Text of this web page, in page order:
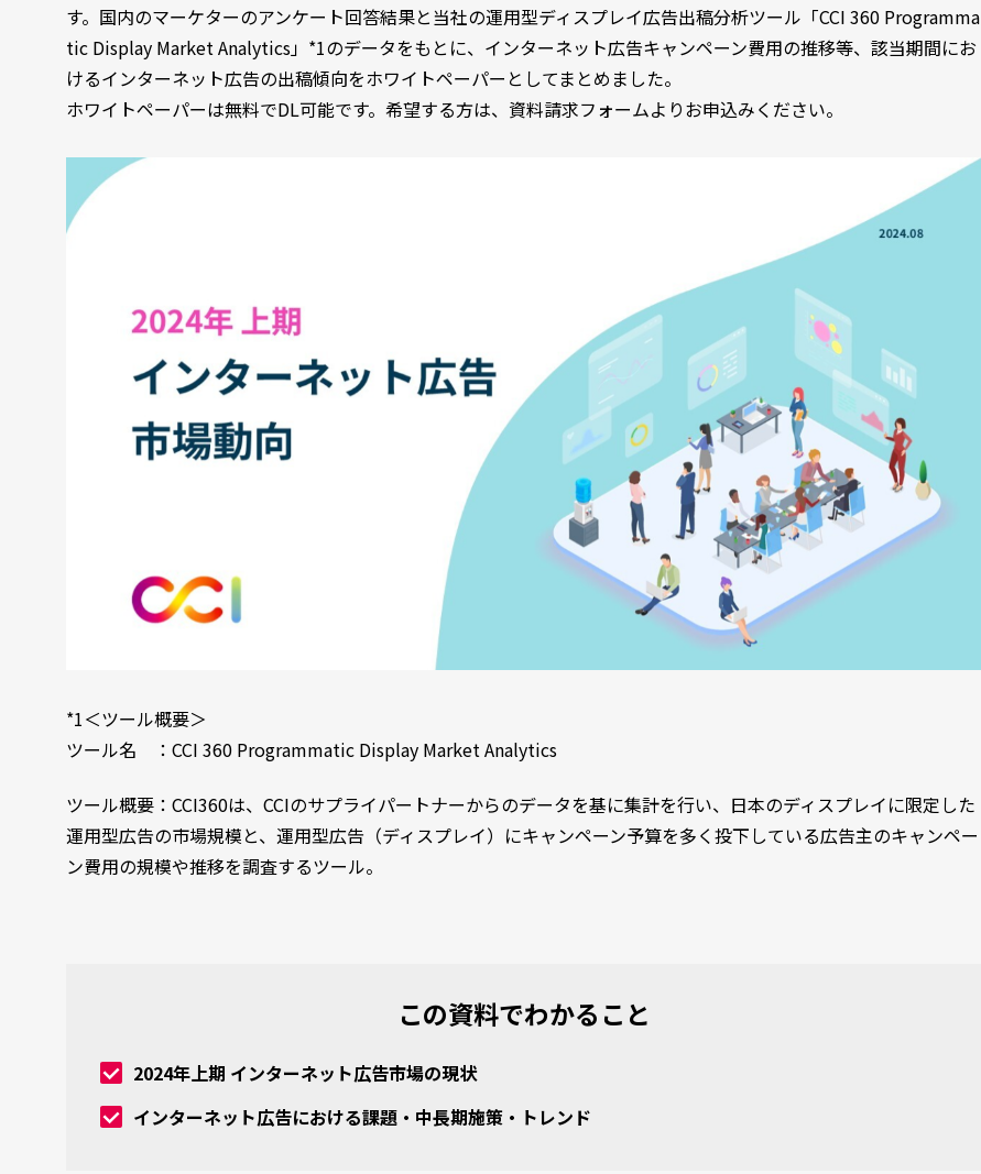
す。国内のマーケターのアンケート回答結果と当社の運用型ディスプレイ広告出稿分析ツール「CCI 360 Programma
tic Display Market Analytics」*1のデータをもとに、インターネット広告キャンペーン費用の推移等、該当期間にお
けるインターネット広告の出稿傾向をホワイトペーパーとしてまとめました。
ホワイトペーパーは無料でDL可能です。希望する方は、資料請求フォームよりお申込みください。
*1＜ツール概要＞
ツール名 ：CCI 360 Programmatic Display Market Analytics
ツール概要：CCI360は、CCIのサプライパートナーからのデータを基に集計を行い、日本のディスプレイに限定した
運用型広告の市場規模と、運用型広告（ディスプレイ）にキャンペーン予算を多く投下している広告主のキャンペー
ン費用の規模や推移を調査するツール。
この資料でわかること
2024年上期 インターネット広告市場の現状
インターネット広告における課題・中長期施策・トレンド